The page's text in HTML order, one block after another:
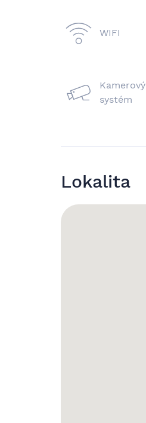
WIFI
Kamerový
systém
Lokalita